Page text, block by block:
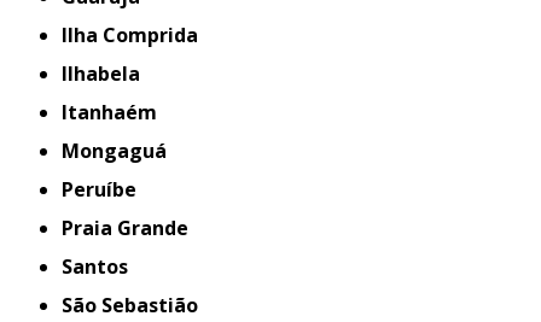
Ilha Comprida
Ilhabela
Itanhaém
Mongaguá
Peruíbe
Praia Grande
Santos
São Sebastião